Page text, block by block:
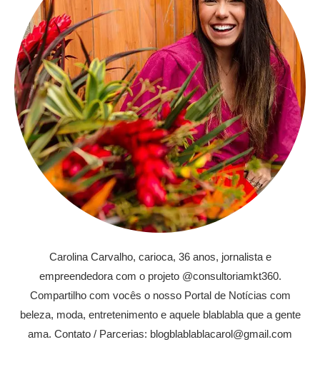
Carolina Carvalho, carioca, 36 anos, jornalista e
empreendedora com o projeto @consultoriamkt360.
Compartilho com vocês o nosso Portal de Notícias com
beleza, moda, entretenimento e aquele blablabla que a gente
ama. Contato / Parcerias: blogblablablacarol@gmail.com